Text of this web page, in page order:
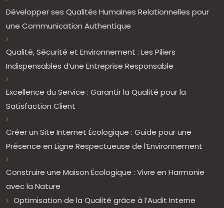
Développer ses Qualités Humaines Relationnelles pour
une Communication Authentique
Qualité, Sécurité et Environnement : Les Piliers
Indispensables d’une Entreprise Responsable
Excellence du Service : Garantir la Qualité pour la
Satisfaction Client
Créer un Site Internet Écologique : Guide pour une
Présence en Ligne Respectueuse de l’Environnement
Construire une Maison Écologique : Vivre en Harmonie
avec la Nature
Optimisation de la Qualité grâce à l’Audit Interne